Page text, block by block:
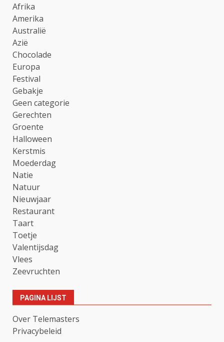
Afrika
Amerika
Australië
Azië
Chocolade
Europa
Festival
Gebakje
Geen categorie
Gerechten
Groente
Halloween
Kerstmis
Moederdag
Natie
Natuur
Nieuwjaar
Restaurant
Taart
Toetje
Valentijsdag
Vlees
Zeevruchten
PAGINA LIJST
Over Telemasters
Privacybeleid